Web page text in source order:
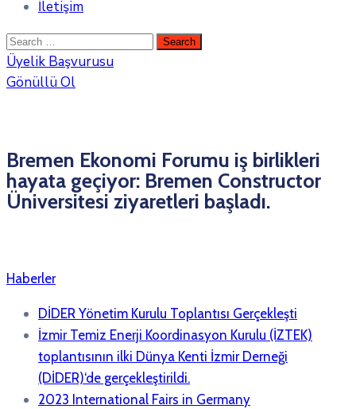
İletişim
Üyelik Başvurusu
Gönüllü Ol
Bremen Ekonomi Forumu iş birlikleri
hayata geçiyor: Bremen Constructor
Üniversitesi ziyaretleri başladı.
Haberler
DİDER Yönetim Kurulu Toplantısı Gerçekleşti
İzmir Temiz Enerji Koordinasyon Kurulu (İZTEK)
toplantısının ilki Dünya Kenti İzmir Derneği
(DİDER)‘de gerçekleştirildi.
2023 International Fairs in Germany